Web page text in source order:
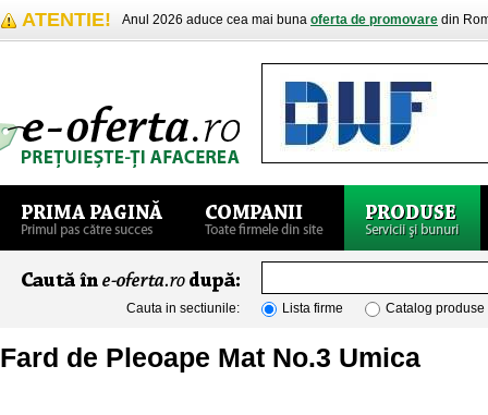
ATENTIE! Anul 2026 aduce cea mai buna oferta de promovare din
Cauta in sectiunile: Lista firme Catalog produse
Fard de Pleoape Mat No.3 Umica